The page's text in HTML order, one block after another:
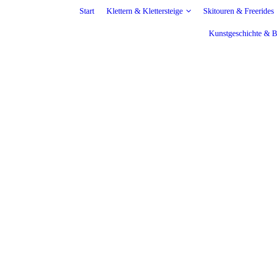
Start Klettern & Klettersteige Skitouren & Freerides
Kunstgeschichte &